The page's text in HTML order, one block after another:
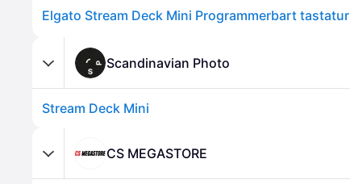
Elgato Stream Deck Mini Programmerbart tastatur
Scandinavian Photo
Stream Deck Mini
CS MEGASTORE